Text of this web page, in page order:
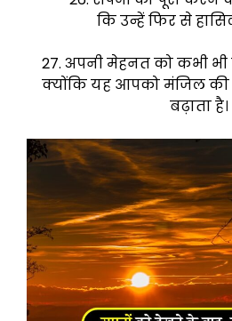
कि उन्हें फिर से
27. अपनी मेहनत को कभी
क्योंकि यह आपको मंजिल
बढ़ाता है।